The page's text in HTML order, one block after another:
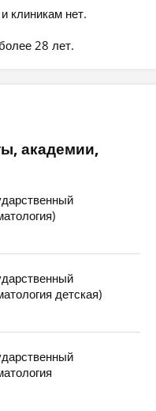
клиникам нет.
28 лет.
академии,
детская)